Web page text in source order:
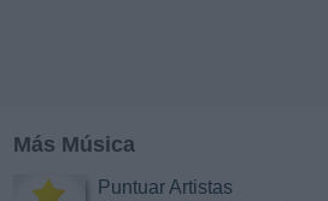
Más Música
Puntuar Artistas